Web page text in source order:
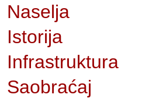
Naselja
Istorija
Infrastruktura
Saobraćaj